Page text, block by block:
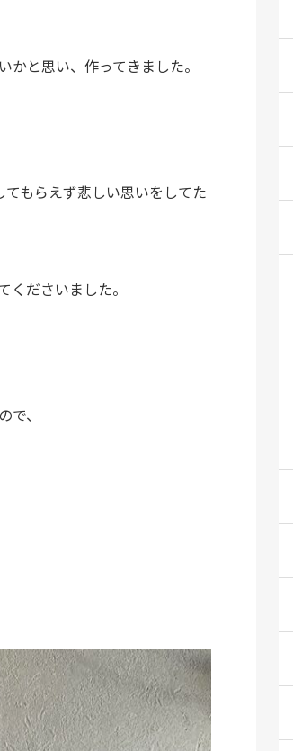
と思い、作ってきました。
もらえず悲しい思いをしてた
ださいました。
、